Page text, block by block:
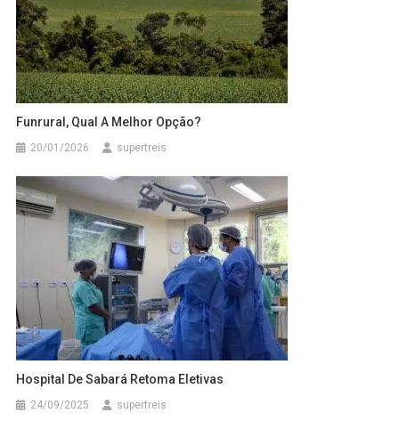
Funrural, Qual A Melhor Opção?
20/01/2026 supertreis
Hospital De Sabará Retoma Eletivas
24/09/2025 supertreis